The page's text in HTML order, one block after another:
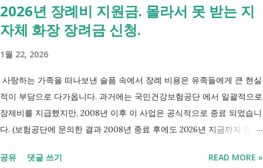
건부과유예·제시유예 취업을 준비하는 청년이라면? 국민취업지원제도 A
씨는 29세입니다. 현재 직장이 없고 취업을 준비하고 있습니다. 생활이
들이 가장 먼저 알아보는 것이 국민취업지원제도 입니다. 고용센터를 통
해 취업 상담을 받고, 직업훈련에 참여하고, 요건에 따라 구직촉진수당을
받을 수도 있기 때문입니다. 중요한 점은 실제 목표가 취업이라는 ...
2026년 장례비 지원금. 몰라서 못 받는 지
자체 화장 장려금 신청.
1월 22, 2026
사랑하는 가족을 떠나보낸 슬픔 속에서 장례 비용은 유족들에게 큰 현실
적이 부담으로 다가옵니다. 과거에는 국민건강보험공단 에서 일괄적으로
장제비를 지급했지만, 2008년 이후 이 사업은 공식적으로 종료 되었습니
다. (보험공단에 문의한 결과 2008년 종료 후에도 2026년 지금까지 많은
보훈대상자 나 기초생활수급자 대상 지원 은 여전히 유지 되고 있으며,
공유 댓글 쓰기 READ MORE »